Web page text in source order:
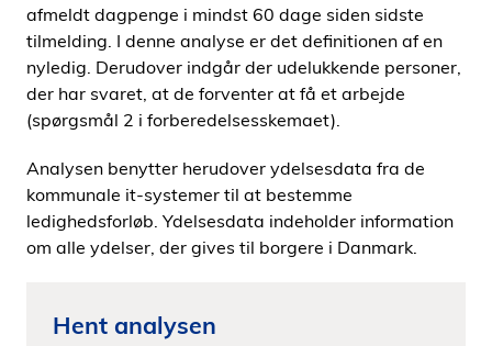
afmeldt dagpenge i mindst 60 dage siden sidste
tilmelding. I denne analyse er det definitionen af en
nyledig. Derudover indgår der udelukkende personer,
der har svaret, at de forventer at få et arbejde
(spørgsmål 2 i forberedelsesskemaet).
Analysen benytter herudover ydelsesdata fra de
kommunale it-systemer til at bestemme
ledighedsforløb. Ydelsesdata indeholder information
om alle ydelser, der gives til borgere i Danmark.
Hent analysen